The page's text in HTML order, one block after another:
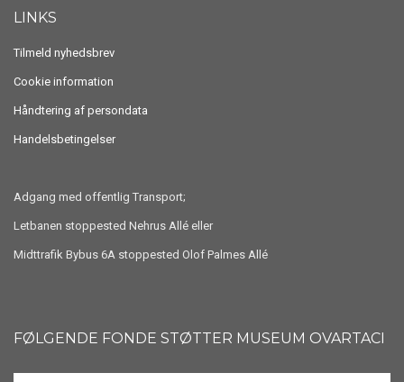
LINKS
Tilmeld nyhedsbrev
Cookie information
Håndtering af persondata
Handelsbetingelser
Adgang med offentlig Transport;
Letbanen stoppested Nehrus Allé eller
Midttrafik Bybus 6A stoppested Olof Palmes Allé
FØLGENDE FONDE STØTTER MUSEUM OVARTACI